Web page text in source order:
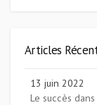
Articles
13 juin 2022
Le succès